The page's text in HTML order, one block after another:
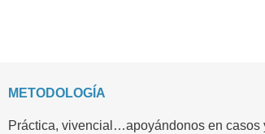
METODOLOGÍA
Práctica, vivencial…apoyándonos en casos